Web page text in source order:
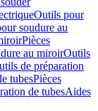
Outils pour
soudure au
Pièces
au miroirOutils
de préparation
tubesPièces
de tubesAides